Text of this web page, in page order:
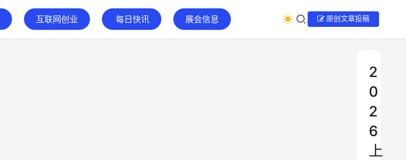
互联网创业 每日快讯 展会信息 原创文章投稿
2
0
2
6
上